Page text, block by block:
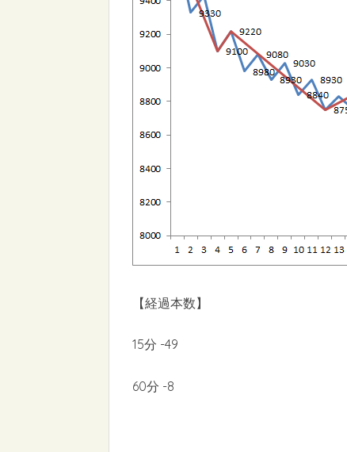
【経過本数】
15分 -49
60分 -8